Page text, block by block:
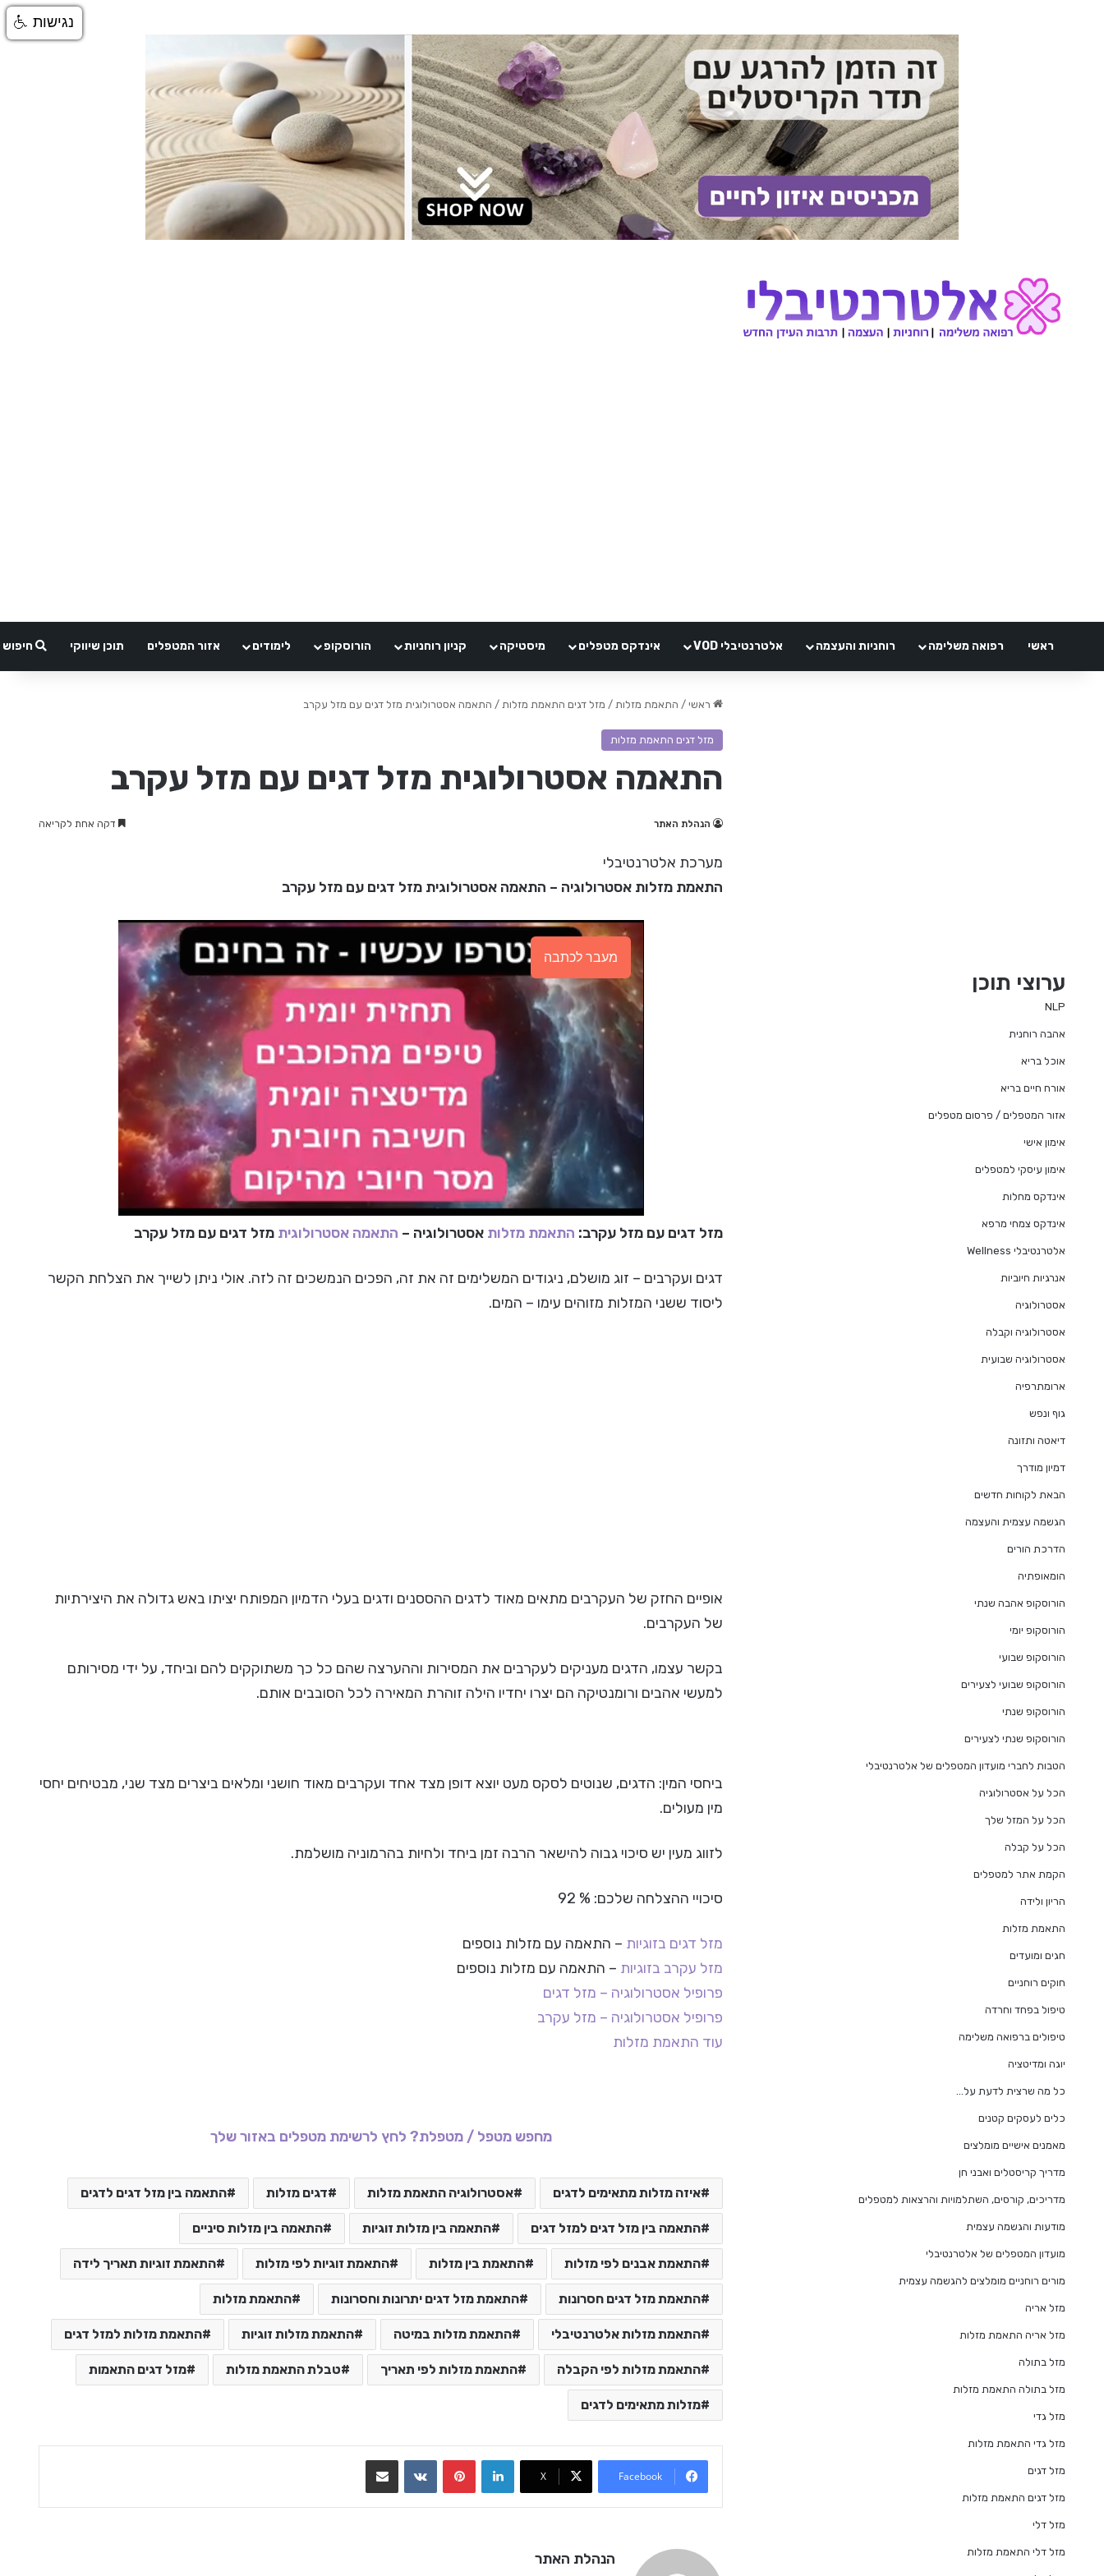
ראשי רפואה משלימה רוחניות והעצמה אלטרנטיבלי VOD אינדקס מטפלים מיסטיקה קניון רוחניות הורוסקופ לימודים אזור המטפלים תוכן שיווקי חיפוש
ראשי / התאמת מזלות / מזל דגים התאמת מזלות / התאמה אסטרולוגית מזל דגים עם מזל עקרב
מזל דגים התאמת מזלות
התאמה אסטרולוגית מזל דגים עם מזל עקרב
הנהלת האתר דקה אחת לקריאה
מערכת אלטרנטיבלי
התאמת מזלות אסטרולוגיה – התאמה אסטרולוגית מזל דגים עם מזל עקרב
מעבר לכתבה
מזל דגים עם מזל עקרב: התאמת מזלות אסטרולוגיה – התאמה אסטרולוגית מזל דגים עם מזל עקרב
דגים ועקרבים – זוג מושלם, ניגודים המשלימים זה את זה, הפכים הנמשכים זה לזה. אולי ניתן לשייך את הצלחת הקשר
ליסוד ששני המזלות מזוהים עימו – המים.
אופיים החזק של העקרבים מתאים מאוד לדגים ההססנים ודגים בעלי הדמיון המפותח יציתו באש גדולה את היצירתיות
של העקרבים.
בקשר עצמו, הדגים מעניקים לעקרבים את המסירות וההערצה שהם כל כך משתוקקים להם וביחד, על ידי מסירותם
למעשי אהבים ורומנטיקה הם יצרו יחדיו הילה זוהרת המאירה לכל הסובבים אותם.
ביחסי המין: הדגים, שנוטים לסקס מעט יוצא דופן מצד אחד ועקרבים מאוד חושני ומלאים ביצרים מצד שני, מבטיחים יחסי
מין מעולים.
לזווג מעין יש סיכוי גבוה להישאר הרבה זמן ביחד ולחיות בהרמוניה מושלמת.
סיכויי ההצלחה שלכם: % 92
מזל דגים בזוגיות – התאמה עם מזלות נוספים
מזל עקרב בזוגיות – התאמה עם מזלות נוספים
פרופיל אסטרולוגיה – מזל דגים
פרופיל אסטרולוגיה – מזל עקרב
עוד התאמת מזלות
מחפש מטפל / מטפלת? לחץ לרשימת מטפלים באזור שלך
איזה מזלות מתאימים לדגים אסטרולוגיה התאמת מזלות דגים מזלות התאמה בין מזל דגים לדגים
התאמה בין מזל דגים למזל דגים התאמה בין מזלות זוגיות התאמה בין מזלות סיניים
התאמת אבנים לפי מזלות התאמת בין מזלות התאמת זוגיות לפי מזלות התאמת זוגיות תאריך לידה
התאמת מזל דגים חסרונות התאמת מזל דגים יתרונות וחסרונות התאמת מזלות
התאמת מזלות אלטרנטיבלי התאמת מזלות במיטה התאמת מזלות זוגיות התאמת מזלות למזל דגים
התאמת מזלות לפי הקבלה התאמת מזלות לפי תאריך טבלת התאמת מזלות מזל דגים התאמות
מזלות מתאימים לדגים
Facebook
X
LinkedIn
Pinterest
VKontakte שתף בדואר אלקטרוני
הנהלת האתר
ערוצי תוכן
NLP
אהבה רוחנית
אוכל בריא
אורח חיים בריא
אזור המטפלים / פרסום מטפלים
אימון אישי
אימון עיסקי למטפלים
אינדקס מחלות
אינדקס צמחי מרפא
אלטרנטיבלי Wellness
אנרגיות חיוביות
אסטרולוגיה
אסטרולוגיה וקבלה
אסטרולוגיה שבועית
ארומתרפיה
גוף ונפש
דיאטה ותזונה
דמיון מודרך
הבאת לקוחות חדשים
הגשמה עצמית והעצמה
הדרכת הורים
הומאופתיה
הורוסקופ אהבה שנתי
הורוסקופ יומי
הורוסקופ שבועי
הורוסקופ שבועי לצעירים
הורוסקופ שנתי
הורוסקופ שנתי לצעירים
הטבות לחברי מועדון המטפלים של אלטרנטיבלי
הכל על אסטרולוגיה
הכל על המזל שלך
הכל על קבלה
הקמת אתר למטפלים
הריון ולידה
התאמת מזלות
חגים ומועדים
חוקים רוחניים
טיפול בפחד וחרדה
טיפולים ברפואה משלימה
יוגה ומדיטציה
כל מה שרצית לדעת על…
כלים לעסקים קטנים
מאמנים אישיים מומלצים
מדריך קריסטלים ואבני חן
מדריכים, קורסים, השתלמויות והרצאות למטפלים
מודעות והגשמה עצמית
מועדון המטפלים של אלטרנטיבלי
מורים רוחניים מומלצים להגשמה עצמית
מזל אריה
מזל אריה התאמת מזלות
מזל בתולה
מזל בתולה התאמת מזלות
מזל גדי
מזל גדי התאמת מזלות
מזל דגים
מזל דגים התאמת מזלות
מזל דלי
מזל דלי התאמת מזלות
נגישות